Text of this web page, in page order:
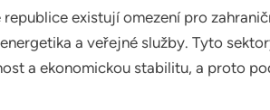
republice existují omezení pro
a veřejné služby. Tyto
a ekonomickou stabilitu, a proto